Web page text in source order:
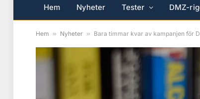
Hem Nyheter Tester DMZ-
Hem » Nyheter » Bara timmar kvar av kampanjen för